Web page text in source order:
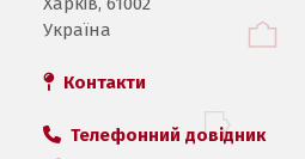
Україна
Контакти
Телефонний довідник